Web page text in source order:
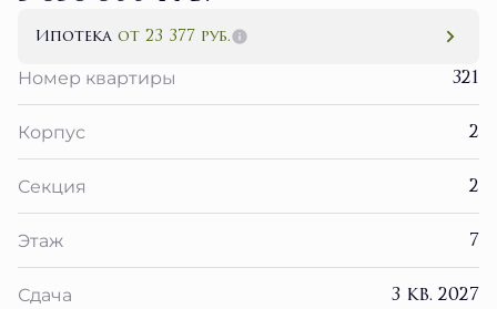
Ипотека от 23 377 руб.
Номер квартиры
321
Корпус 2
Секция 2
Этаж 7
Сдача 3 кв. 2027